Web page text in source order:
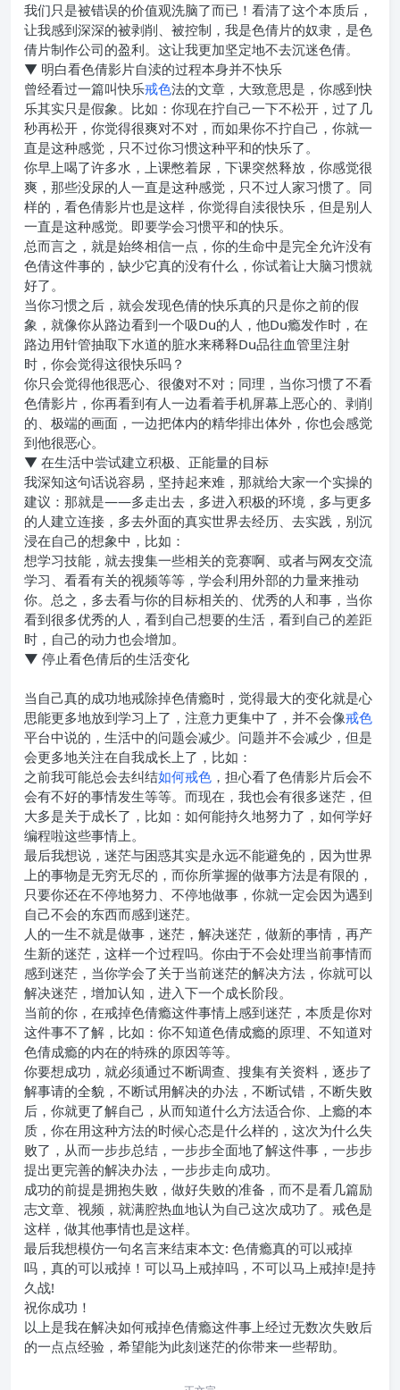
我们只是被错误的价值观洗脑了而已！看清了这个本质后，
让我感到深深的被剥削、被控制，我是色倩片的奴隶，是色
倩片制作公司的盈利。这让我更加坚定地不去沉迷色倩。
▼ 明白看色倩影片自渎的过程本身并不快乐
曾经看过一篇叫快乐戒色法的文章，大致意思是，你感到快
乐其实只是假象。比如：你现在拧自己一下不松开，过了几
秒再松开，你觉得很爽对不对，而如果你不拧自己，你就一
直是这种感觉，只不过你习惯这种平和的快乐了。
你早上喝了许多水，上课憋着尿，下课突然释放，你感觉很
爽，那些没尿的人一直是这种感觉，只不过人家习惯了。同
样的，看色倩影片也是这样，你觉得自渎很快乐，但是别人
一直是这种感觉。即要学会习惯平和的快乐。
总而言之，就是始终相信一点，你的生命中是完全允许没有
色倩这件事的，缺少它真的没有什么，你试着让大脑习惯就
好了。
当你习惯之后，就会发现色倩的快乐真的只是你之前的假
象，就像你从路边看到一个吸Du的人，他Du瘾发作时，在
路边用针管抽取下水道的脏水来稀释Du品往血管里注射
时，你会觉得这很快乐吗？
你只会觉得他很恶心、很傻对不对；同理，当你习惯了不看
色倩影片，你再看到有人一边看着手机屏幕上恶心的、剥削
的、极端的画面，一边把体内的精华排出体外，你也会感觉
到他很恶心。
▼ 在生活中尝试建立积极、正能量的目标
我深知这句话说容易，坚持起来难，那就给大家一个实操的
建议：那就是——多走出去，多进入积极的环境，多与更多
的人建立连接，多去外面的真实世界去经历、去实践，别沉
浸在自己的想象中，比如：
想学习技能，就去搜集一些相关的竞赛啊、或者与网友交流
学习、看看有关的视频等等，学会利用外部的力量来推动
你。总之，多去看与你的目标相关的、优秀的人和事，当你
看到很多优秀的人，看到自己想要的生活，看到自己的差距
时，自己的动力也会增加。
▼ 停止看色倩后的生活变化
当自己真的成功地戒除掉色倩瘾时，觉得最大的变化就是心
思能更多地放到学习上了，注意力更集中了，并不会像戒色
平台中说的，生活中的问题会减少。问题并不会减少，但是
会更多地关注在自我成长上了，比如：
之前我可能总会去纠结如何戒色 ，担心看了色倩影片后会不
会有不好的事情发生等等。而现在，我也会有很多迷茫，但
大多是关于成长了，比如：如何能持久地努力了，如何学好
编程啦这些事情上。
最后我想说，迷茫与困惑其实是永远不能避免的，因为世界
上的事物是无穷无尽的，而你所掌握的做事方法是有限的，
只要你还在不停地努力、不停地做事，你就一定会因为遇到
自己不会的东西而感到迷茫。
人的一生不就是做事，迷茫，解决迷茫，做新的事情，再产
生新的迷茫，这样一个过程吗。你由于不会处理当前事情而
感到迷茫，当你学会了关于当前迷茫的解决方法，你就可以
解决迷茫，增加认知，进入下一个成长阶段。
当前的你，在戒掉色倩瘾这件事情上感到迷茫，本质是你对
这件事不了解，比如：你不知道色倩成瘾的原理、不知道对
色倩成瘾的内在的特殊的原因等等。
你要想成功，就必须通过不断调查、搜集有关资料，逐步了
解事请的全貌，不断试用解决的办法，不断试错，不断失败
后，你就更了解自己，从而知道什么方法适合你、上瘾的本
质，你在用这种方法的时候心态是什么样的，这次为什么失
败了，从而一步步总结，一步步全面地了解这件事，一步步
提出更完善的解决办法，一步步走向成功。
成功的前提是拥抱失败，做好失败的准备，而不是看几篇励
志文章、视频，就满腔热血地认为自己这次成功了。戒色是
这样，做其他事情也是这样。
最后我想模仿一句名言来结束本文: 色倩瘾真的可以戒掉
吗，真的可以戒掉！可以马上戒掉吗，不可以马上戒掉!是持
久战!
祝你成功！
以上是我在解决如何戒掉色倩瘾这件事上经过无数次失败后
的一点点经验，希望能为此刻迷茫的你带来一些帮助。